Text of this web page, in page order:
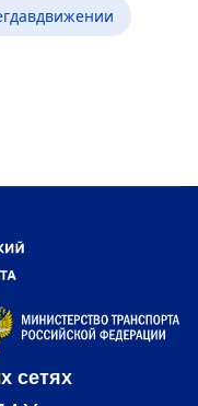
с
РЖД в честь 23
сетях